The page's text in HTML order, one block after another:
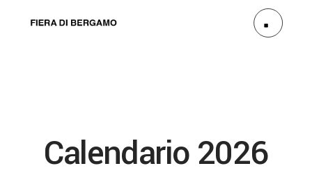
Calendario 2026